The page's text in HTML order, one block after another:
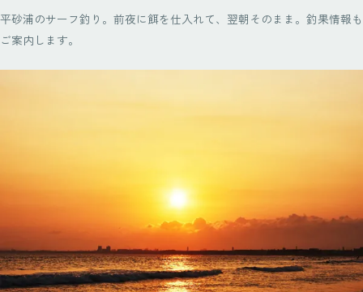
平砂浦のサーフ釣り。前夜に餌を仕入れて、翌朝そのまま。釣果情報も
ご案内します。